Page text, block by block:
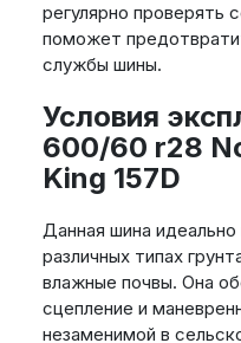
регулярно проверять
поможет
службы шины.
Условия
600/60 r28
King 157D
Данная шина
различных типах
влажные почвы. Она
сцепление и
незаменимой в